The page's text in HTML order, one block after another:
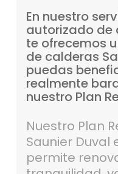
En nuestro
autorizado de
te ofrecemos
de calderas
puedas
realmente
nuestro Plan
Nuestro Plan
Saunier Duval
permite